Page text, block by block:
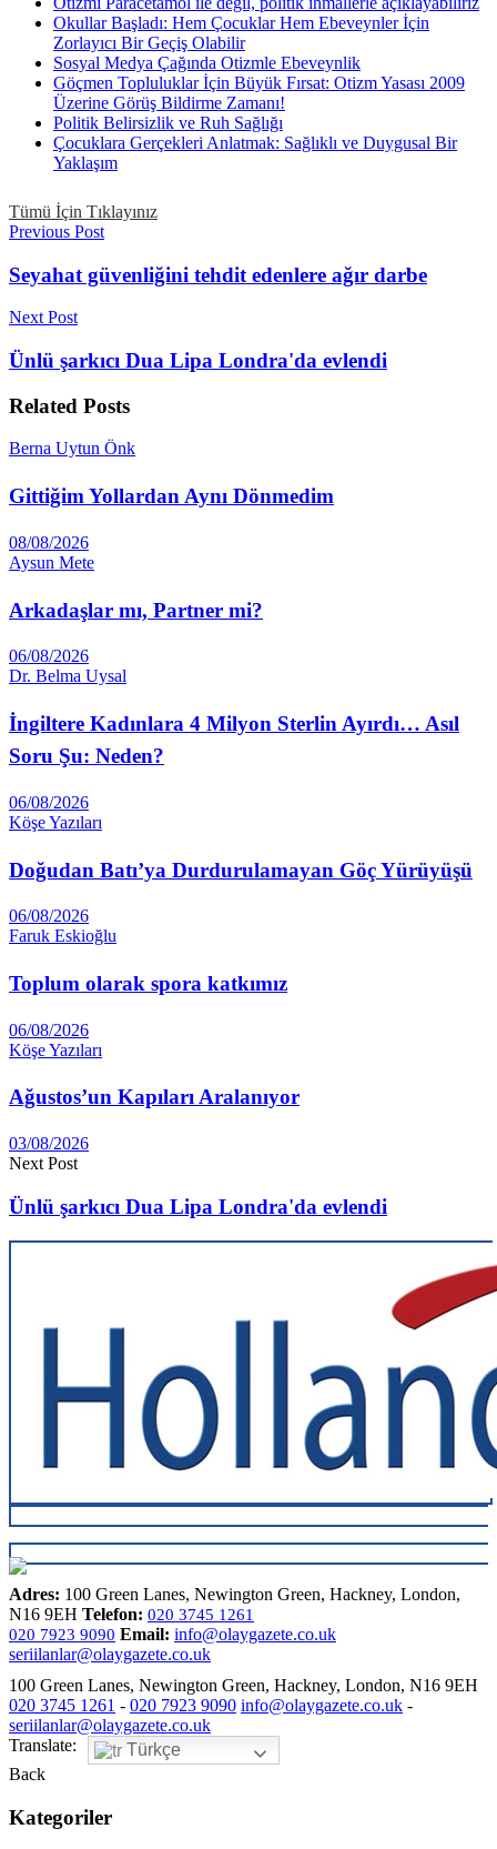
Okullar Başladı: Hem Çocuklar Hem Ebeveynler İçin
Zorlayıcı Bir Geçiş Olabilir
Sosyal Medya Çağında Otizmle Ebeveynlik
Göçmen Topluluklar İçin Büyük Fırsat: Otizm Yasası 2009
Üzerine Görüş Bildirme Zamanı!
Politik Belirsizlik ve Ruh Sağlığı
Çocuklara Gerçekleri Anlatmak: Sağlıklı ve Duygusal Bir
Yaklaşım
Tümü İçin Tıklayınız
Previous Post
Seyahat güvenliğini tehdit edenlere ağır darbe
Next Post
Ünlü şarkıcı Dua Lipa Londra'da evlendi
Related Posts
Berna Uytun Önk
Gittiğim Yollardan Aynı Dönmedim
08/08/2026
Aysun Mete
Arkadaşlar mı, Partner mi?
06/08/2026
Dr. Belma Uysal
İngiltere Kadınlara 4 Milyon Sterlin Ayırdı… Asıl
Soru Şu: Neden?
06/08/2026
Köşe Yazıları
Doğudan Batı’ya Durdurulamayan Göç Yürüyüşü
06/08/2026
Faruk Eskioğlu
Toplum olarak spora katkımız
06/08/2026
Köşe Yazıları
Ağustos’un Kapıları Aralanıyor
03/08/2026
Next Post
Ünlü şarkıcı Dua Lipa Londra'da evlendi
Adres: 100 Green Lanes, Newington Green, Hackney, London,
N16 9EH Telefon: 020 3745 1261
020 7923 9090 Email: info@olaygazete.co.uk
seriilanlar@olaygazete.co.uk
100 Green Lanes, Newington Green, Hackney, London, N16 9EH
020 3745 1261 - 020 7923 9090 info@olaygazete.co.uk -
seriilanlar@olaygazete.co.uk
Translate:
Türkçe
Back
Kategoriler